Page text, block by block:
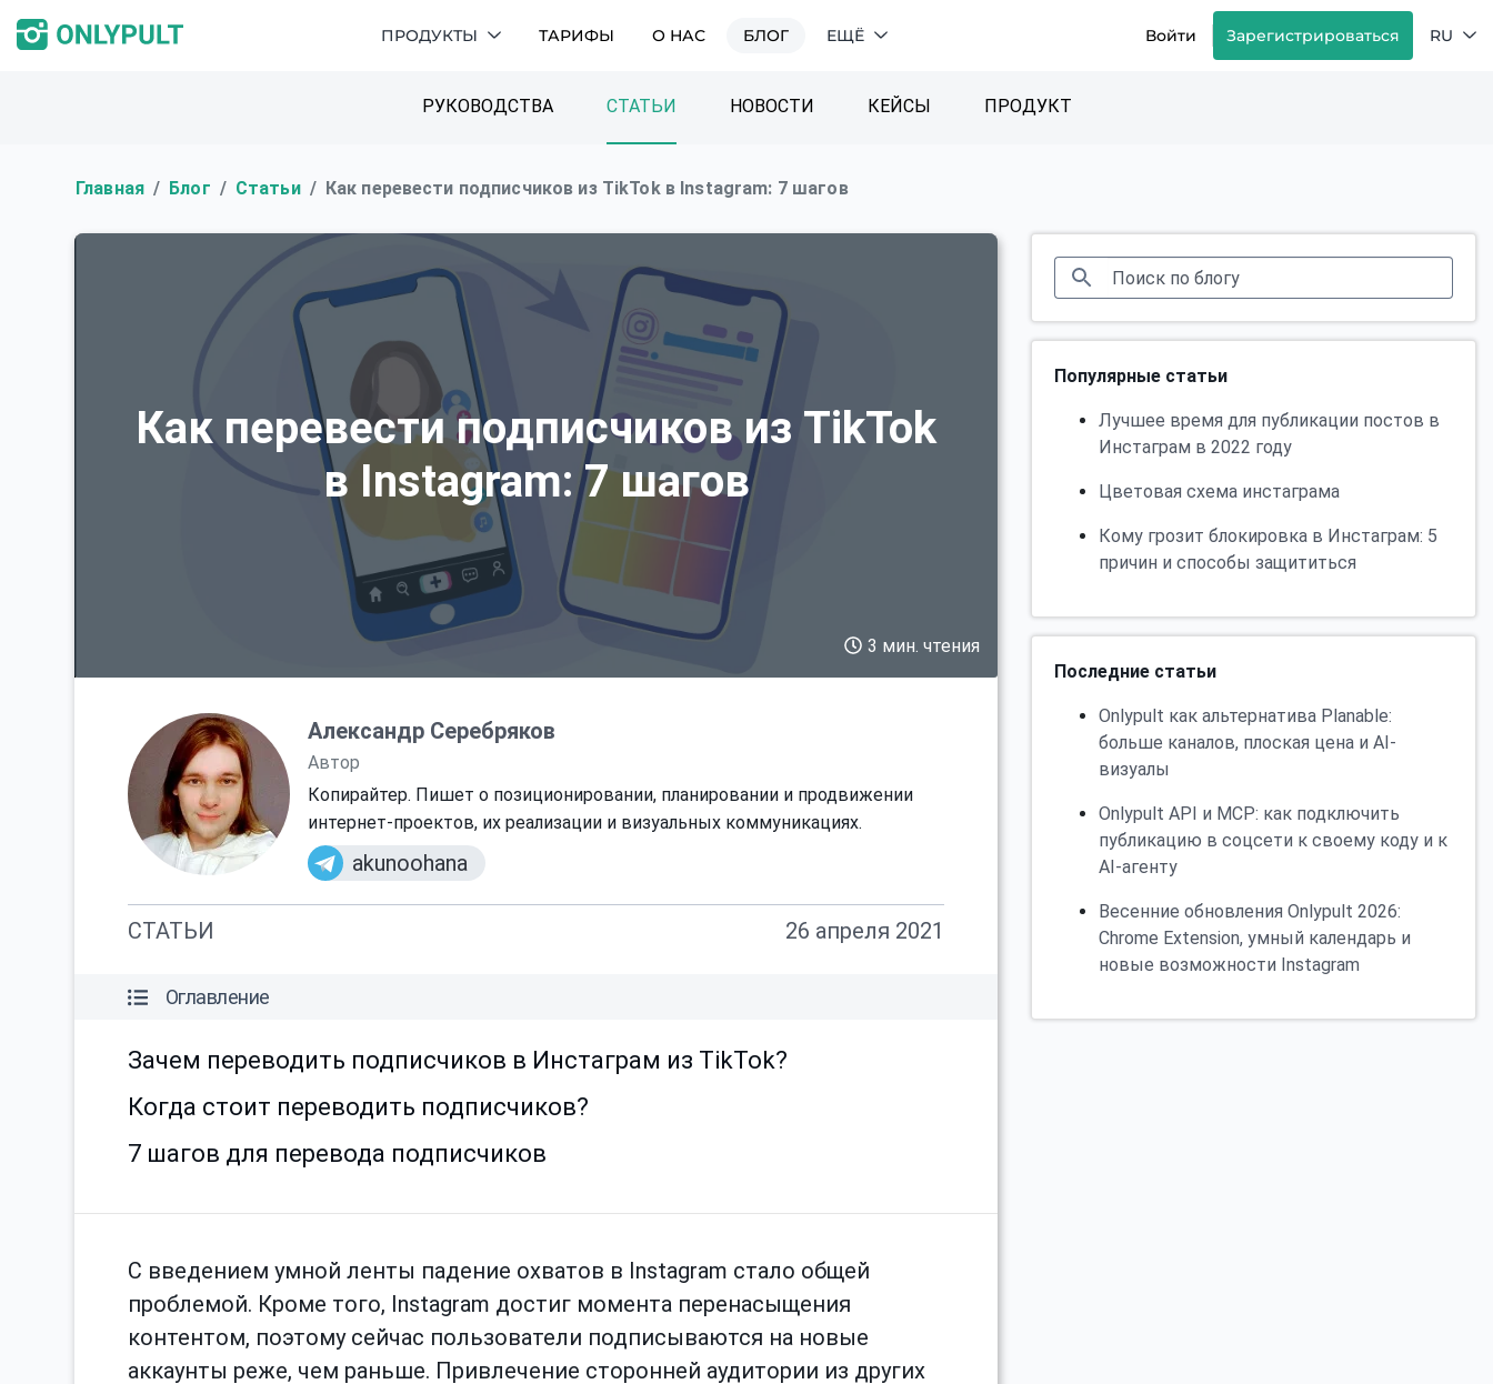
ПРОДУКТЫ ТАРИФЫ О НАС БЛОГ ЕЩЁ Войти Зарегистрироваться RU
РУКОВОДСТВА СТАТЬИ НОВОСТИ КЕЙСЫ ПРОДУКТ
Главная Блог Статьи Как перевести подписчиков из TikTok в Instagram: 7 шагов
Как перевести подписчиков из TikTok
в Instagram: 7 шагов
3 мин. чтения
Александр Серебряков
Автор
Копирайтер. Пишет о позиционировании, планировании и продвижении
интернет-проектов, их реализации и визуальных коммуникациях.
akunoohana
СТАТЬИ 26 апреля 2021
Оглавление
Зачем переводить подписчиков в Инстаграм из TikTok?
Когда стоит переводить подписчиков?
7 шагов для перевода подписчиков
С введением умной ленты падение охватов в Instagram стало общей
проблемой. Кроме того, Instagram достиг момента перенасыщения
контентом, поэтому сейчас пользователи подписываются на новые
аккаунты реже, чем раньше. Привлечение сторонней аудитории из других
Популярные статьи
Лучшее время для публикации постов в
Инстаграм в 2022 году
Цветовая схема инстаграма
Кому грозит блокировка в Инстаграм: 5
причин и способы защититься
Последние статьи
Onlypult как альтернатива Planable:
больше каналов, плоская цена и AI-
визуалы
Onlypult API и MCP: как подключить
публикацию в соцсети к своему коду и к
AI-агенту
Весенние обновления Onlypult 2026:
Chrome Extension, умный календарь и
новые возможности Instagram